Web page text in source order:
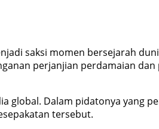
saksi momen bersejarah
perjanjian perdamaian dan
global. Dalam pidatonya yang
tersebut.